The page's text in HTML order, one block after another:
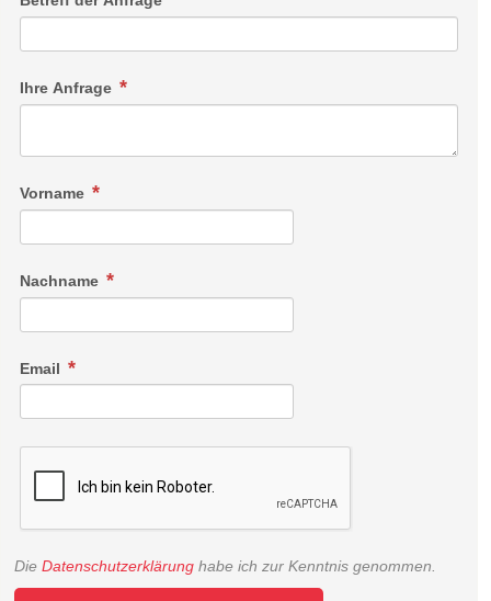
Ihre Anfrage
Vorname
Nachname
Email
Die Datenschutzerklärung habe ich zur Kenntnis genommen.